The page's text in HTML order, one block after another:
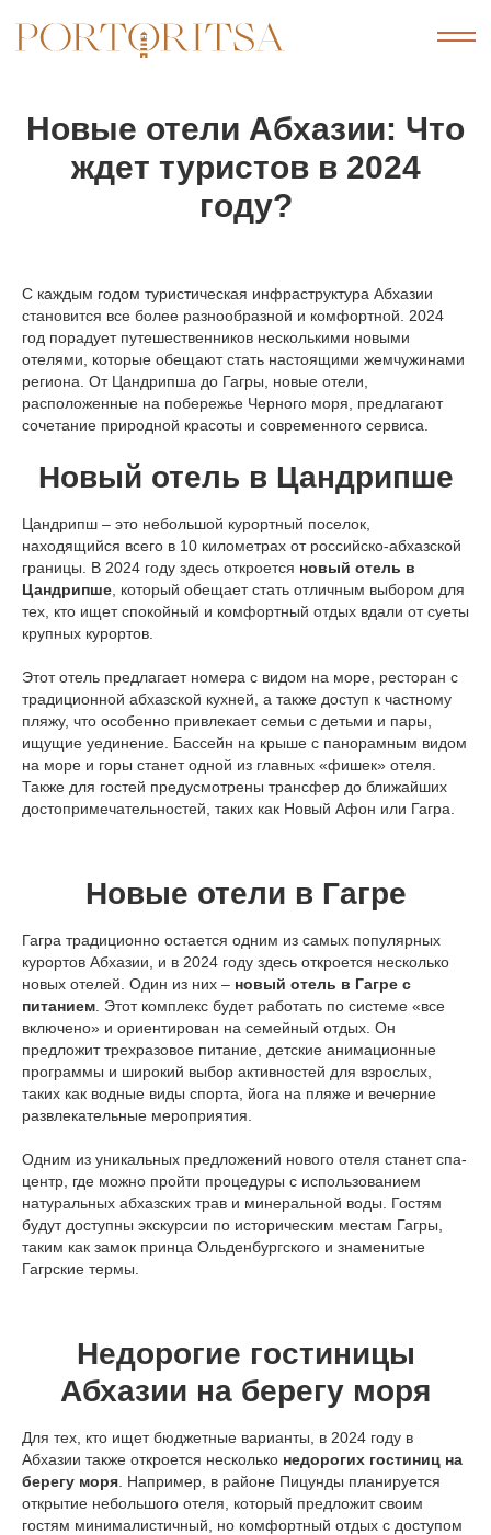
Новые отели Абхазии: Что
ждет туристов в 2024
году?
С каждым годом туристическая инфраструктура Абхазии
становится все более разнообразной и комфортной. 2024
год порадует путешественников несколькими новыми
отелями, которые обещают стать настоящими жемчужинами
региона. От Цандрипша до Гагры, новые отели,
расположенные на побережье Черного моря, предлагают
сочетание природной красоты и современного сервиса.
Новый отель в Цандрипше
Цандрипш – это небольшой курортный поселок,
находящийся всего в 10 километрах от российско-абхазской
границы. В 2024 году здесь откроется новый отель в
Цандрипше , который обещает стать отличным выбором для
тех, кто ищет спокойный и комфортный отдых вдали от суеты
крупных курортов.
Этот отель предлагает номера с видом на море, ресторан с
традиционной абхазской кухней, а также доступ к частному
пляжу, что особенно привлекает семьи с детьми и пары,
ищущие уединение. Бассейн на крыше с панорамным видом
на море и горы станет одной из главных «фишек» отеля.
Также для гостей предусмотрены трансфер до ближайших
достопримечательностей, таких как Новый Афон или Гагра.
Новые отели в Гагре
Гагра традиционно остается одним из самых популярных
курортов Абхазии, и в 2024 году здесь откроется несколько
новых отелей. Один из них – новый отель в Гагре с
питанием . Этот комплекс будет работать по системе «все
включено» и ориентирован на семейный отдых. Он
предложит трехразовое питание, детские анимационные
программы и широкий выбор активностей для взрослых,
таких как водные виды спорта, йога на пляже и вечерние
развлекательные мероприятия.
Одним из уникальных предложений нового отеля станет спа-
центр, где можно пройти процедуры с использованием
натуральных абхазских трав и минеральной воды. Гостям
будут доступны экскурсии по историческим местам Гагры,
таким как замок принца Ольденбургского и знаменитые
Гагрские термы.
Недорогие гостиницы
Абхазии на берегу моря
Для тех, кто ищет бюджетные варианты, в 2024 году в
Абхазии также откроется несколько недорогих гостиниц на
берегу моря . Например, в районе Пицунды планируется
открытие небольшого отеля, который предложит своим
гостям минималистичный, но комфортный отдых с доступом